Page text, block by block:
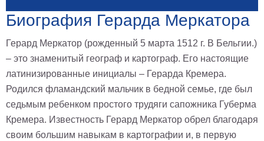
Животные
Космос
В
Да
Города
Мосты
В
ресторан
Ван
Замки
Биография Герарда Меркатора
Герард Меркатор (рожденный 5 марта 1512 г. В Бельгии.)
– это знаменитый географ и картограф. Его настоящие
латинизированные инициалы – Герарда Кремера.
Родился фламандский мальчик в бедной семье, где был
седьмым ребенком простого трудяги сапожника Губерма
Кремера. Известность Герард Меркатор обрел благодаря
своим большим навыкам в картографии и, в первую